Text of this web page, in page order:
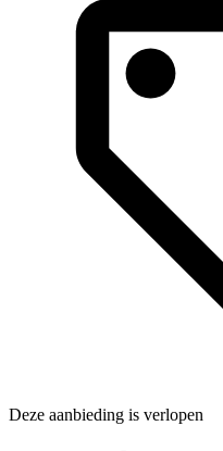
Deze aanbieding is verlopen